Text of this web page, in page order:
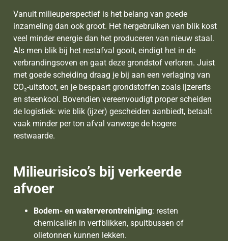
Vanuit milieuperspectief is het belang van goede
inzameling dan ook groot. Het hergebruiken van blik kost
veel minder energie dan het produceren van nieuw staal.
Als men blik bij het restafval gooit, eindigt het in de
verbrandingsoven en gaat deze grondstof verloren. Juist
met goede scheiding draag je bij aan een verlaging van
CO₂-uitstoot, en je bespaart grondstoffen zoals ijzererts
en steenkool. Bovendien vereenvoudigt proper scheiden
de logistiek: wie blik (ijzer) gescheiden aanbiedt, betaalt
vaak minder per ton afval vanwege de hogere
restwaarde.
Milieurisico’s bij verkeerde
afvoer
Bodem- en waterverontreiniging: resten
chemicaliën in verfblikken, spuitbussen of
olietonnen kunnen lekken.